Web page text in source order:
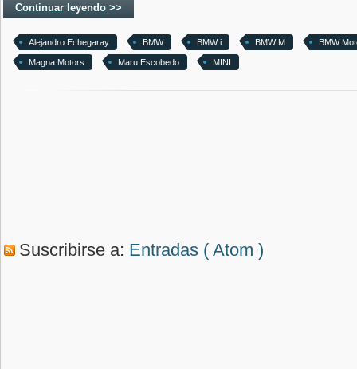
Continuar leyendo >>
Alejandro Echegaray BMW BMW i BMW M BMW
Magna Motors Maru Escobedo MINI
Suscribirse a: Entradas ( Atom )